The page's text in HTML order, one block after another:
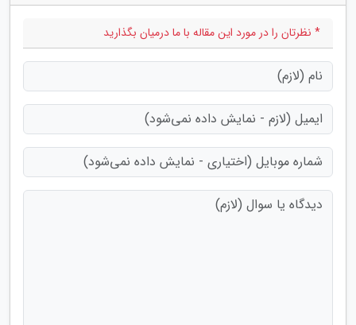
* نظرتان را در مورد این مقاله با ما درمیان بگذارید